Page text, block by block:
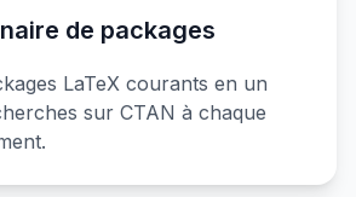
de packages
LaTeX courants en un
sur CTAN à chaque